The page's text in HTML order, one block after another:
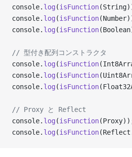
console. log (isFunction
console. log (isFunction
console. log (isFunction
// 型付き配列コンストラクタ
console. log (isFunction
console. log (isFunction
console. log (isFunction
// Proxy と Reflect
console. log (isFunction
console. log (isFunction